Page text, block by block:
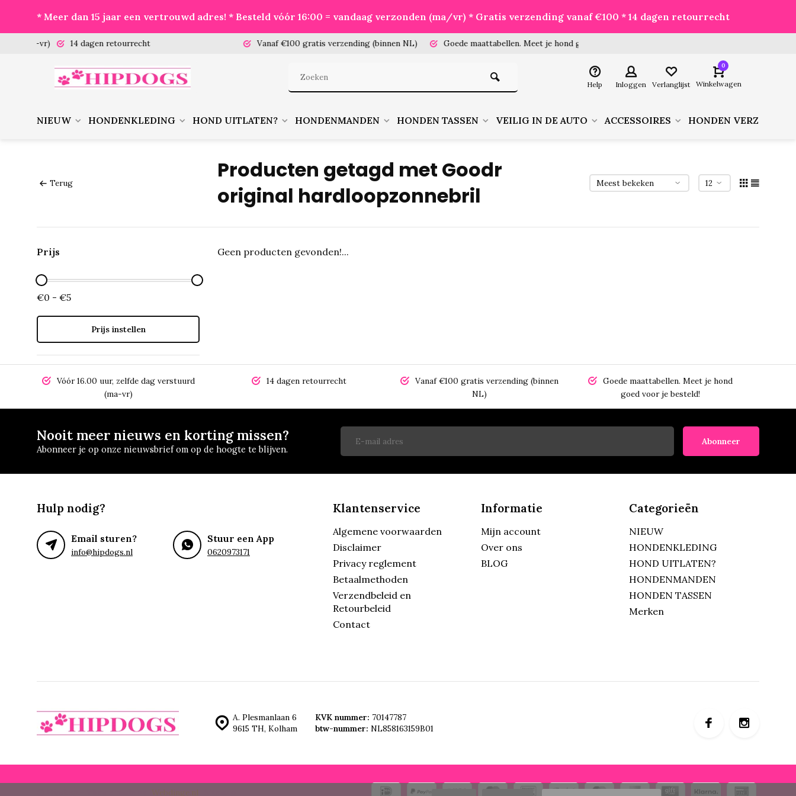
* Meer dan 15 jaar een vertrouwd adres! * Besteld vóór 16:00 = vandaag verzonden (ma/vr) * Gratis verzending vanaf €100 * 14 dagen retourrecht
14 dagen retourrecht Vanaf €100 gratis verzending (binnen NL) Goede maattabellen.Meet je hond goed voor je besteld!
Help Inloggen Verlanglijst
0
Winkelwagen
NIEUW HONDENKLEDING HOND UITLATEN? HONDENMANDEN HONDEN TASSEN VEILIG IN DE AUTO ACCESSOIRES HONDEN
Terug
Producten getagd met Goodr
original hardloopzonnebril
Prijs
€0 - €5
Prijs instellen
Geen producten gevonden!...
Vóór 16.00 uur, zelfde dag verstuurd
(ma-vr)
14 dagen retourrecht
Vanaf €100 gratis verzending (binnen
NL)
Goede maattabellen. Meet je hond
goed voor je besteld!
Nooit meer nieuws en korting missen?
Abonneer je op onze nieuwsbrief om op de hoogte te blijven.
Abonneer
Hulp nodig?
Email sturen?
info@hipdogs.nl
Stuur een App
0620973171
Klantenservice
Algemene voorwaarden
Disclaimer
Privacy reglement
Betaalmethoden
Verzendbeleid en
Retourbeleid
Contact
Informatie
Mijn account
Over ons
BLOG
Categorieën
NIEUW
HONDENKLEDING
HOND UITLATEN?
HONDENMANDEN
HONDEN TASSEN
Merken
A. Plesmanlaan 6
9615 TH, Kolham
KVK nummer: 70147787
btw-nummer: NL858163159B01